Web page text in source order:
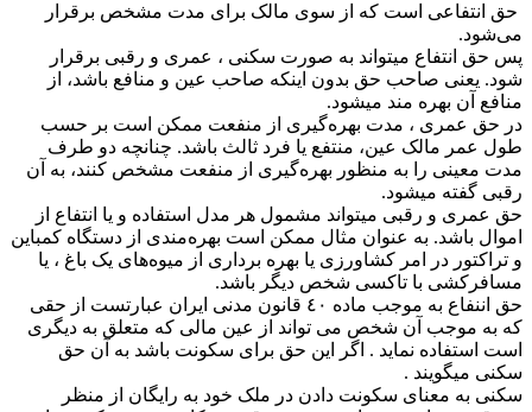
حق انتفاعی است که از سوی مالک برای مدت مشخص برقرار
می‌شود.
پس حق انتفاع میتواند به صورت سکنی ، عمری و رقبی برقرار
شود. یعنی صاحب حق بدون اینکه صاحب عین و منافع باشد، از
منافع آن بهره‌ مند میشود.
در حق عمری ، مدت بهره‌گیری از منفعت ممکن است بر حسب
طول عمر مالک عین، منتفع یا فرد ثالث باشد. چنانچه دو طرف
مدت معینی را به منظور بهره‌گیری از منفعت مشخص کنند، به آن
رقبی گفته میشود.
حق عمری و رقبی میتواند مشمول هر مدل استفاده و یا انتفاع از
اموال باشد. به عنوان مثال ممکن است بهره‌مندی از دستگاه کمباین
و تراکتور در امر کشاورزی یا بهره برداری از میوه‌های یک باغ ، یا
مسافرکشی با تاکسی شخص دیگر باشد.
حق اننفاع به موجب ماده ٤٠ قانون مدنی ايران عبارتست از حقی
كه به موجب آن شخص می تواند از عين مالی كه متعلق به ديگری
است استفاده نمايد . اگر اين حق برای سكونت باشد به آن حق
سكنی میگويند .
سکنى‌ به معناى سکونت دادن در ملک خود به رایگان از منظر